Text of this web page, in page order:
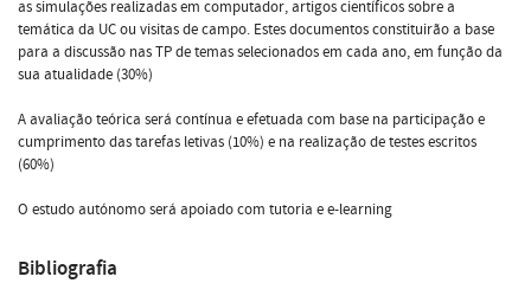
as simulações realizadas em computador, artigos científicos sobre a
temática da UC ou visitas de campo. Estes documentos constituirão a base
para a discussão nas TP de temas selecionados em cada ano, em função da
sua atualidade (30%)
A avaliação teórica será contínua e efetuada com base na participação e
cumprimento das tarefas letivas (10%) e na realização de testes escritos
(60%)
O estudo autónomo será apoiado com tutoria e e-learning
Bibliografia